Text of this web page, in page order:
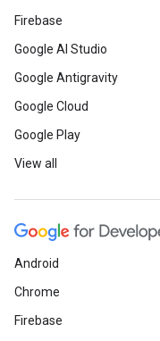
Firebase
Google AI Studio
Google Antigravity
Google Cloud
Google Play
View all
Android
Chrome
Firebase